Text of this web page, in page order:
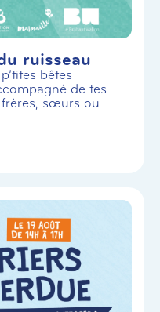
ruisseau
bêtes
de tes
sœurs ou